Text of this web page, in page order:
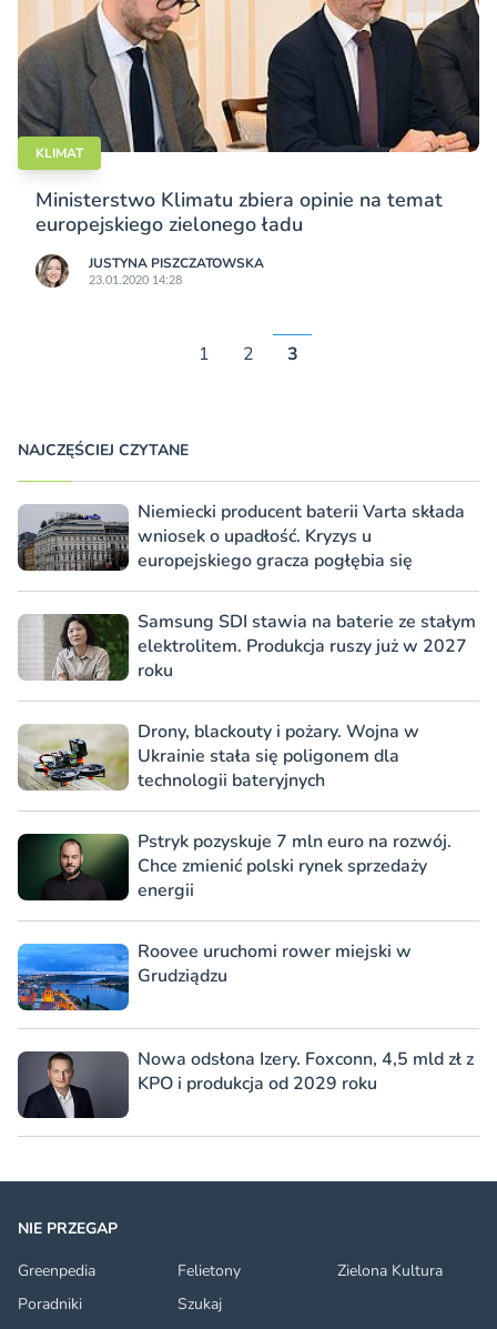
KLIMAT
Ministerstwo Klimatu zbiera opinie na temat
europejskiego zielonego ładu
JUSTYNA PISZCZATOWSKA
23.01.2020 14:28
1 2 3
NAJCZĘŚCIEJ CZYTANE
Niemiecki producent baterii Varta składa
wniosek o upadłość. Kryzys u
europejskiego gracza pogłębia się
Samsung SDI stawia na baterie ze stałym
elektrolitem. Produkcja ruszy już w 2027
roku
Drony, blackouty i pożary. Wojna w
Ukrainie stała się poligonem dla
technologii bateryjnych
Pstryk pozyskuje 7 mln euro na rozwój.
Chce zmienić polski rynek sprzedaży
energii
Roovee uruchomi rower miejski w
Grudziądzu
Nowa odsłona Izery. Foxconn, 4,5 mld zł z
KPO i produkcja od 2029 roku
NIE PRZEGAP
Greenpedia
Felietony
Zielona Kultura
Poradniki
Szukaj